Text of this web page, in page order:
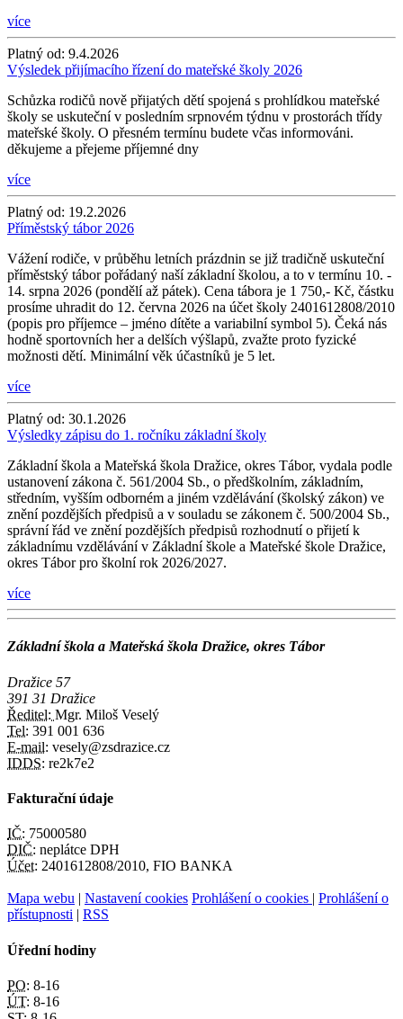
více
Platný od: 9.4.2026
Výsledek přijímacího řízení do mateřské školy 2026
Schůzka rodičů nově přijatých dětí spojená s prohlídkou mateřské
školy se uskuteční v posledním srpnovém týdnu v prostorách třídy
mateřské školy. O přesném termínu budete včas informováni.
děkujeme a přejeme příjemné dny
více
Platný od: 19.2.2026
Příměstský tábor 2026
Vážení rodiče, v průběhu letních prázdnin se již tradičně uskuteční
příměstský tábor pořádaný naší základní školou, a to v termínu 10. -
14. srpna 2026 (pondělí až pátek). Cena tábora je 1 750,- Kč, částku
prosíme uhradit do 12. června 2026 na účet školy 2401612808/2010
(popis pro příjemce – jméno dítěte a variabilní symbol 5). Čeká nás
hodně sportovních her a delších výšlapů, zvažte proto fyzické
možnosti dětí. Minimální věk účastníků je 5 let.
více
Platný od: 30.1.2026
Výsledky zápisu do 1. ročníku základní školy
Základní škola a Mateřská škola Dražice, okres Tábor, vydala podle
ustanovení zákona č. 561/2004 Sb., o předškolním, základním,
středním, vyšším odborném a jiném vzdělávání (školský zákon) ve
znění pozdějších předpisů a v souladu se zákonem č. 500/2004 Sb.,
správní řád ve znění pozdějších předpisů rozhodnutí o přijetí k
základnímu vzdělávání v Základní škole a Mateřské škole Dražice,
okres Tábor pro školní rok 2026/2027.
více
Základní škola a Mateřská škola Dražice, okres Tábor
Dražice 57
391 31 Dražice
Ředitel: Mgr. Miloš Veselý
Tel: 391 001 636
E-mail: vesely@zsdrazice.cz
IDDS: re2k7e2
Fakturační údaje
IČ: 75000580
DIČ: neplátce DPH
Účet: 2401612808/2010, FIO BANKA
Mapa webu | Nastavení cookies Prohlášení o cookies | Prohlášení o
přístupnosti | RSS
Úřední hodiny
PO: 8-16
ÚT: 8-16